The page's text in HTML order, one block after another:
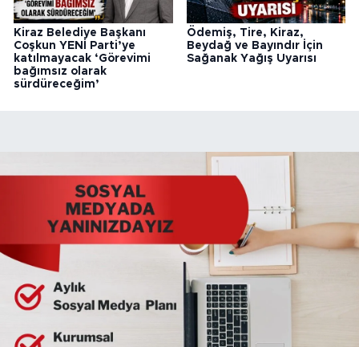
Kiraz Belediye Başkanı
Coşkun YENİ Parti’ye
katılmayacak ‘Görevimi
bağımsız olarak
sürdüreceğim’
Ödemiş, Tire, Kiraz,
Beydağ ve Bayındır İçin
Sağanak Yağış Uyarısı